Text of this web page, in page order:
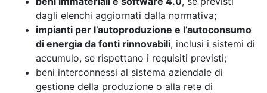
dagli elenchi aggiornati dalla normativa;
impianti per l’autoproduzione e l’autoconsumo
di energia da fonti rinnovabili, inclusi i sistemi di
accumulo, se rispettano i requisiti previsti;
beni interconnessi al sistema aziendale di
gestione della produzione o alla rete di